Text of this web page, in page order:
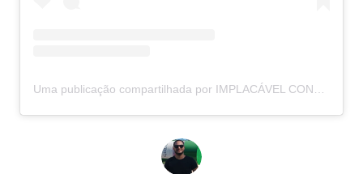
Uma publicação compartilhada por IMPLACÁVEL CONCURSOS (@implacavelconcursos)